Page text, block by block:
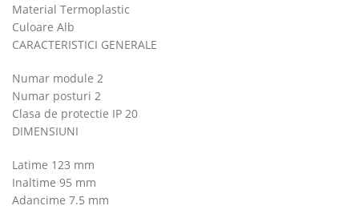
Material Termoplastic
Culoare Alb
CARACTERISTICI GENERALE
Numar module 2
Numar posturi 2
Clasa de protectie IP 20
DIMENSIUNI
Latime 123 mm
Inaltime 95 mm
Adancime 7.5 mm